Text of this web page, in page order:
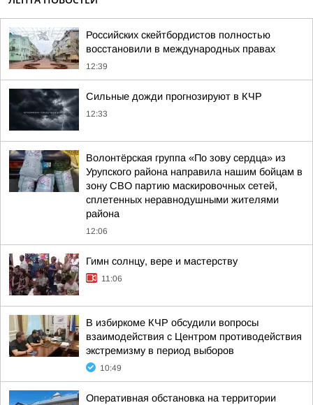
Российских скейтбордистов полностью
восстановили в международных правах
12:39
Сильные дожди прогнозируют в КЧР
12:33
Волонтёрская группа «По зову сердца» из
Урупского района направила нашим бойцам в
зону СВО партию маскировочных сетей,
сплетенных неравнодушными жителями
района
12:06
Гимн солнцу, вере и мастерству
11:06
В избиркоме КЧР обсудили вопросы
взаимодействия с Центром противодействия
экстремизму в период выборов
10:49
Оперативная обстановка на территории